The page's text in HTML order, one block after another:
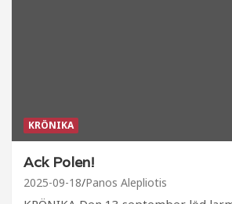
KRÖNIKA
Ack Polen!
2025-09-18 Panos Alepliotis